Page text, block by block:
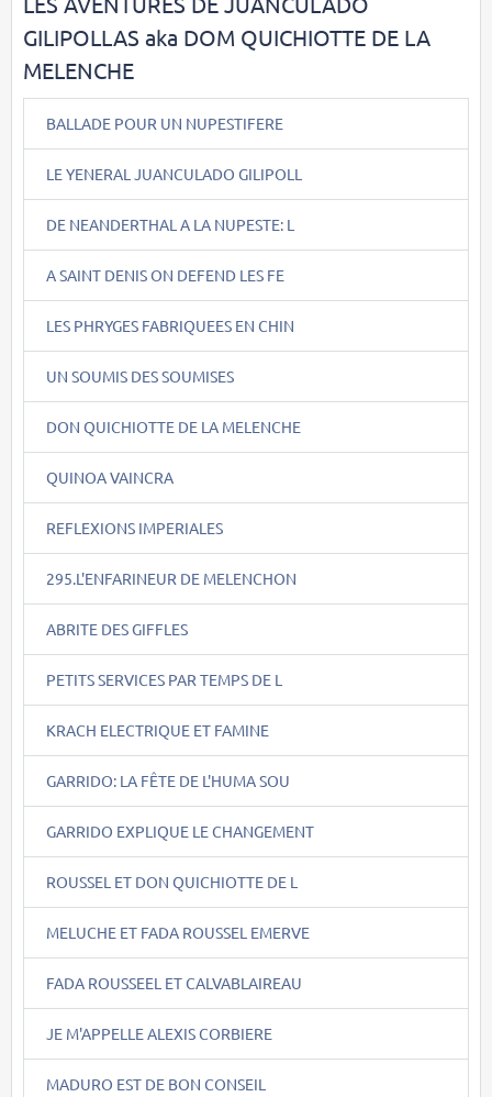
GILIPOLLAS aka DOM QUICHIOTTE DE LA
MELENCHE
BALLADE POUR UN NUPESTIFERE
LE YENERAL JUANCULADO GILIPOLL
DE NEANDERTHAL A LA NUPESTE: L
A SAINT DENIS ON DEFEND LES FE
LES PHRYGES FABRIQUEES EN CHIN
UN SOUMIS DES SOUMISES
DON QUICHIOTTE DE LA MELENCHE
QUINOA VAINCRA
REFLEXIONS IMPERIALES
295.L'ENFARINEUR DE MELENCHON
ABRITE DES GIFFLES
PETITS SERVICES PAR TEMPS DE L
KRACH ELECTRIQUE ET FAMINE
GARRIDO: LA FÊTE DE L'HUMA SOU
GARRIDO EXPLIQUE LE CHANGEMENT
ROUSSEL ET DON QUICHIOTTE DE L
MELUCHE ET FADA ROUSSEL EMERVE
FADA ROUSSEEL ET CALVABLAIREAU
JE M'APPELLE ALEXIS CORBIERE
MADURO EST DE BON CONSEIL